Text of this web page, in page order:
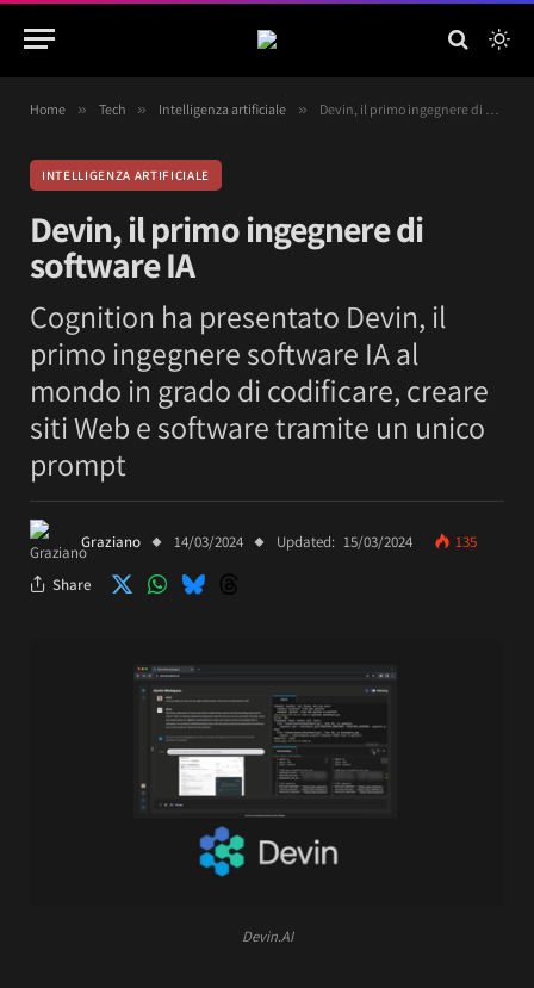
Home » Tech » Intelligenza artificiale » Devin, il primo ingegnere di software IA
INTELLIGENZA ARTIFICIALE
Devin, il primo ingegnere di
software IA
Cognition ha presentato Devin, il
primo ingegnere software IA al
mondo in grado di codificare, creare
siti Web e software tramite un unico
prompt
Graziano 14/03/2024 Updated: 15/03/2024 135
Share
Devin.AI